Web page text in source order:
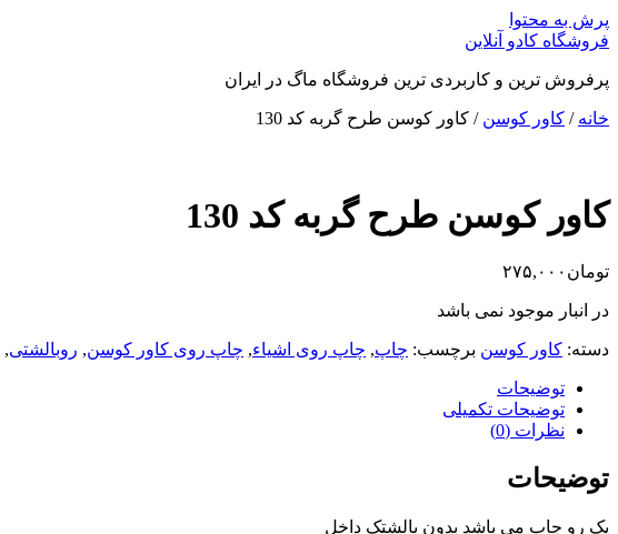
پرش به محتوا
فروشگاه کادو آنلاین
پرفروش ترین و کاربردی ترین فروشگاه ماگ در ایران
خانه / کاور کوسن / کاور کوسن طرح گربه کد 130
کاور کوسن طرح گربه کد 130
تومان ۲۷۵,۰۰۰
در انبار موجود نمی باشد
دسته: کاور کوسن برچسب: چاپ, چاپ روی اشیاء, چاپ روی کاور کوسن, روبالشتی,
توضیحات
توضیحات تکمیلی
نظرات (0)
توضیحات
یک رو چاپ می باشد بدون بالشتک داخل